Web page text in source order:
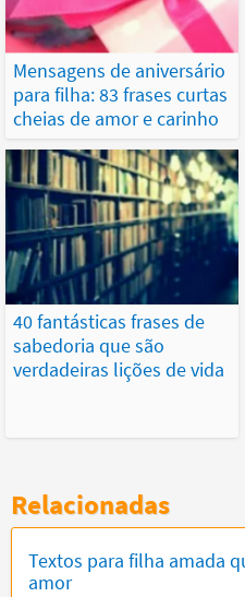
Mensagens de aniversário
para filha: 83 frases curtas
cheias de amor e carinho
40 fantásticas frases de
sabedoria que são
verdadeiras lições de vida
Relacionadas
Textos para filha amada
amor